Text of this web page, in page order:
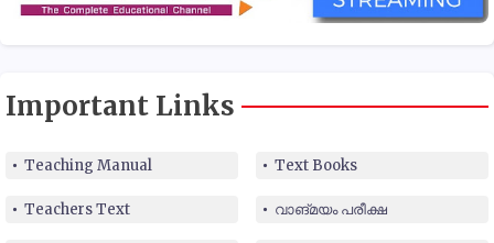
Important Links
Teaching Manual Text Books
Teachers Text വാങ്മയം പരീക്ഷ